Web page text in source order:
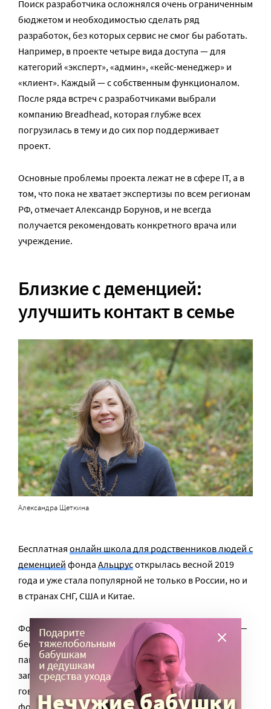
Поиск разработчика осложнялся очень ограниченным
бюджетом и необходимостью сделать ряд
разработок, без которых сервис не смог бы работать.
Например, в проекте четыре вида доступа — для
категорий «эксперт», «админ», «кейс-менеджер» и
«клиент». Каждый — с собственным функционалом.
После ряда встреч с разработчиками выбрали
компанию Breadhead, которая глубже всех
погрузилась в тему и до сих пор поддерживает
проект.
Основные проблемы проекта лежат не в сфере IT, а в
том, что пока не хватает экспертизы по всем регионам
РФ, отмечает Александр Борунов, и не всегда
получается рекомендовать конкретного врача или
учреждение.
Близкие с деменцией:
улучшить контакт в семье
Александра Щеткина
Бесплатная онлайн школа для родственников людей с
деменцией фонда Альцрусоткрылась весной 2019
года и уже стала популярной не только в России, но и
в странах СНГ, США и Китае.
Фонд регулярно проводил очные «Школы Заботы» —
бесплатные семинары для ухаживающих за
пациентами с деменцией в Москве и Петербурге, но
запросы поступали во множестве со всей страны,
говорит президент фонда Александра Щеткина. В
фонде решили создать онлайн-школу для